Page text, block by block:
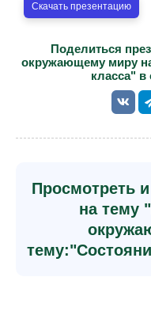
Скачать презентацию
Поделиться
окружающему миру
класса" в
Просмотреть
на тему